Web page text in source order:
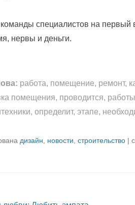
специалистов на первый
нервы и деньги.
работа, помещение, ремонт,
помещения, проводится,
определит, этапе,
дизайн новости строительство |